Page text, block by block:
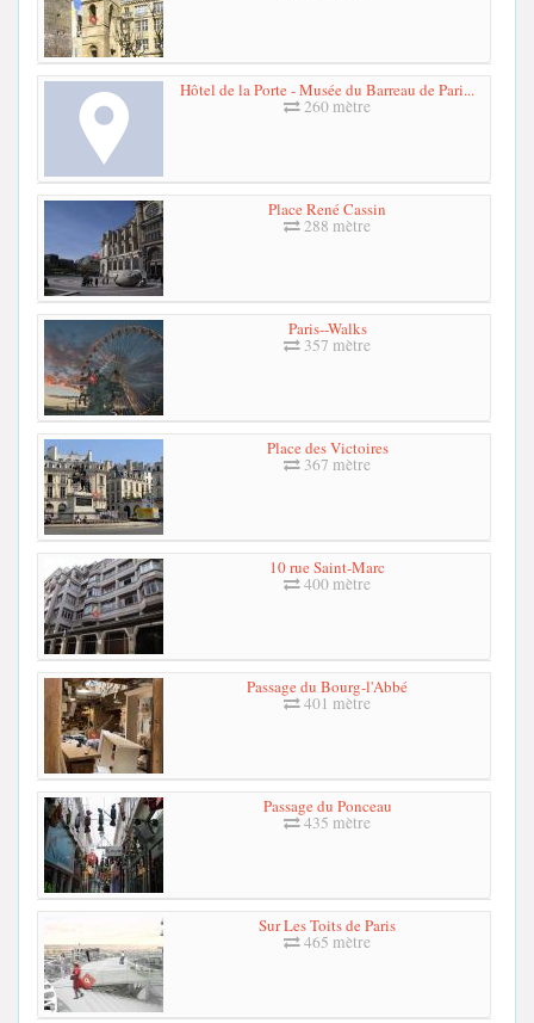
Hôtel de la Porte - Musée du Barreau de Pari...
260 mètre
Place René Cassin
288 mètre
Paris--Walks
357 mètre
Place des Victoires
367 mètre
10 rue Saint-Marc
400 mètre
Passage du Bourg-l'Abbé
401 mètre
Passage du Ponceau
435 mètre
Sur Les Toits de Paris
465 mètre